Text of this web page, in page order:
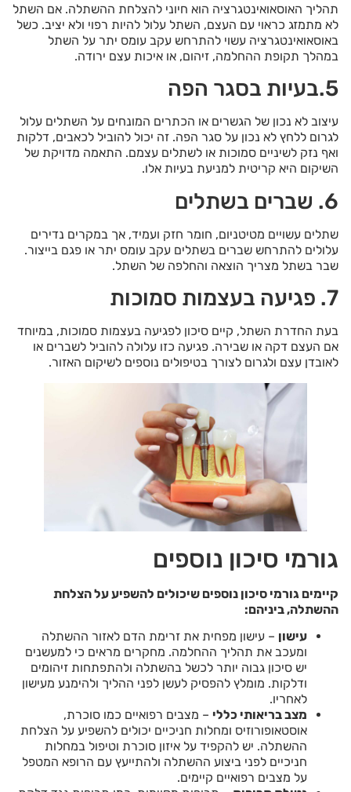
תהליך האוסאואינטגרציה הוא חיוני להצלחת ההשתלה. אם השתל
לא מתמזג כראוי עם העצם, השתל עלול להיות רפוי ולא יציב. כשל
באוסאואינטגרציה עשוי להתרחש עקב עומס יתר על השתל
במהלך תקופת ההחלמה, זיהום, או איכות עצם ירודה.
5.בעיות בסגר הפה
עיצוב לא נכון של הגשרים או הכתרים המונחים על השתלים עלול
לגרום ללחץ לא נכון על סגר הפה. זה יכול להוביל לכאבים, דלקות
ואף נזק לשיניים סמוכות או לשתלים עצמם. התאמה מדויקת של
השיקום היא קריטית למניעת בעיות אלו.
6. שברים בשתלים
שתלים עשויים מטיטניום, חומר חזק ועמיד, אך במקרים נדירים
עלולים להתרחש שברים בשתלים עקב עומס יתר או פגם בייצור.
שבר בשתל מצריך הוצאה והחלפה של השתל.
7. פגיעה בעצמות סמוכות
בעת החדרת השתל, קיים סיכון לפגיעה בעצמות סמוכות, במיוחד
אם העצם דקה או שבירה. פגיעה כזו עלולה להוביל לשברים או
לאובדן עצם ולגרום לצורך בטיפולים נוספים לשיקום האזור.
גורמי סיכון נוספים
קיימים גורמי סיכון נוספים שיכולים להשפיע על הצלחת
ההשתלה, ביניהם:
עישון – עישון מפחית את זרימת הדם לאזור ההשתלה
ומעכב את תהליך ההחלמה. מחקרים מראים כי למעשנים
יש סיכון גבוה יותר לכשל בהשתלה ולהתפתחות זיהומים
ודלקות. מומלץ להפסיק לעשן לפני ההליך ולהימנע מעישון
לאחריו.
מצב בריאותי כללי – מצבים רפואיים כמו סוכרת,
אוסטאופורוזיס ומחלות חניכיים יכולים להשפיע על הצלחת
ההשתלה. יש להקפיד על איזון סוכרת וטיפול במחלות
חניכיים לפני ביצוע ההשתלה ולהתייעץ עם הרופא המטפל
על מצבים רפואיים קיימים.